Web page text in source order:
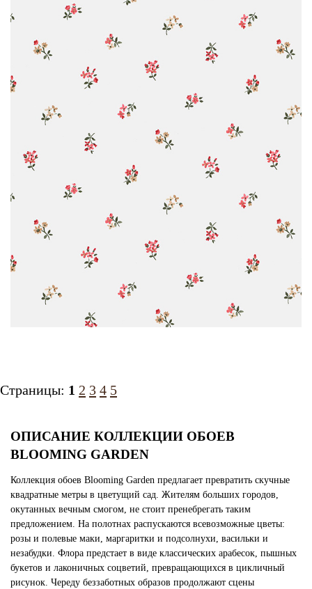
Страницы: 1 2 3 4 5
ОПИСАНИЕ КОЛЛЕКЦИИ ОБОЕВ
BLOOMING GARDEN
Коллекция обоев Blooming Garden предлагает превратить скучные
квадратные метры в цветущий сад. Жителям больших городов,
окутанных вечным смогом, не стоит пренебрегать таким
предложением. На полотнах распускаются всевозможные цветы:
розы и полевые маки, маргаритки и подсолнухи, васильки и
незабудки. Флора предстает в виде классических арабесок, пышных
букетов и лаконичных соцветий, превращающихся в цикличный
рисунок. Череду беззаботных образов продолжают сцены